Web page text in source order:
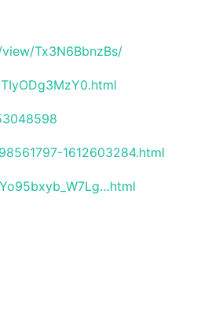
Tx3N6BbnzBs/
1612603284.html